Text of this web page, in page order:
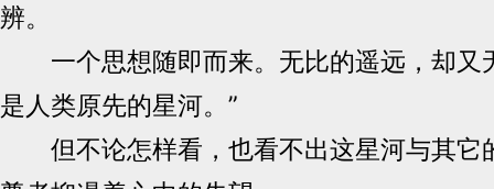
辨。
一个思想随即而来。无比的遥远，却又
是人类原先的星河。”
但不论怎样看，也看不出这星河与其它